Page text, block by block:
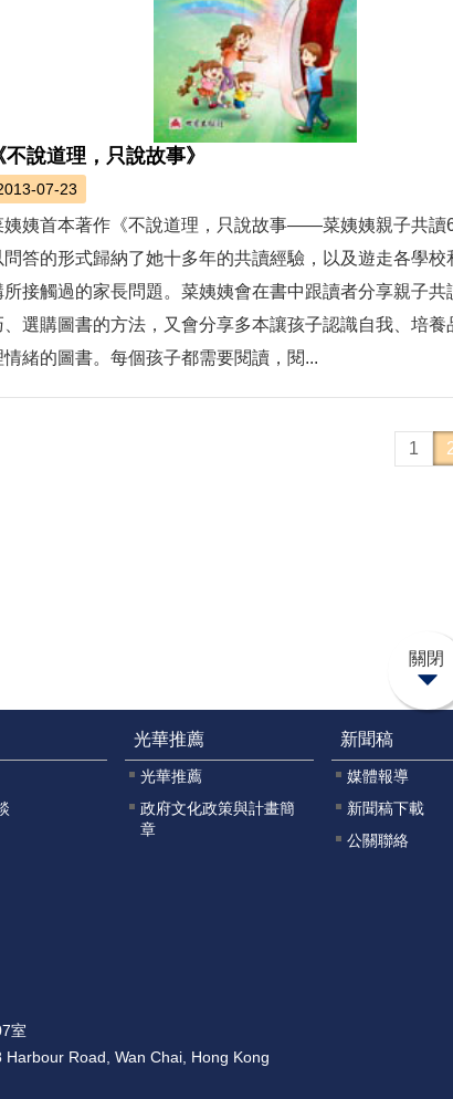
不說道理，只說故事》
07-23
姨姨首本著作《不說道理，只說故事——菜姨姨親子共讀
問答的形式歸納了她十多年的共讀經驗，以及遊走各學校
所接觸過的家長問題。菜姨姨會在書中跟讀者分享親子共
、選購圖書的方法，又會分享多本讓孩子認識自我、培養
情緒的圖書。每個孩子都需要閱讀，閱...
1
關閉
光華推薦
光華推薦
政府文化政策與計畫簡
章
新聞稿
媒體報導
新聞稿下載
公關聯絡
室
Road, Wan Chai, Hong Kong